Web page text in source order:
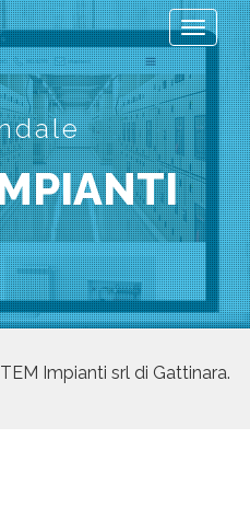
Toggle
Impianti srl di Gattinara.